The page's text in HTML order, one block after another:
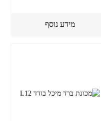
מידע נוסף